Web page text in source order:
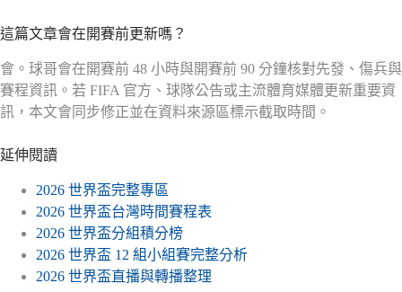
這篇文章會在開賽前更新嗎？
會。球哥會在開賽前 48 小時與開賽前 90 分鐘核對先發、傷兵與
賽程資訊。若 FIFA 官方、球隊公告或主流體育媒體更新重要資
訊，本文會同步修正並在資料來源區標示截取時間。
延伸閱讀
2026 世界盃完整專區
2026 世界盃台灣時間賽程表
2026 世界盃分組積分榜
2026 世界盃 12 組小組賽完整分析
2026 世界盃直播與轉播整理